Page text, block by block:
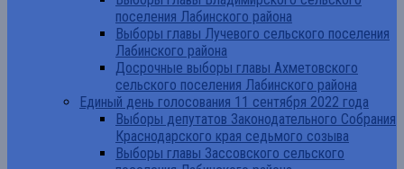
поселения Лабинского района
Выборы главы Лучевого сельского поселения
Лабинского района
Досрочные выборы главы Ахметовского
сельского поселения Лабинского района
Единый день голосования 11 сентября 2022 года
Выборы депутатов Законодательного Собрания
Краснодарского края седьмого созыва
Выборы главы Зассовского сельского